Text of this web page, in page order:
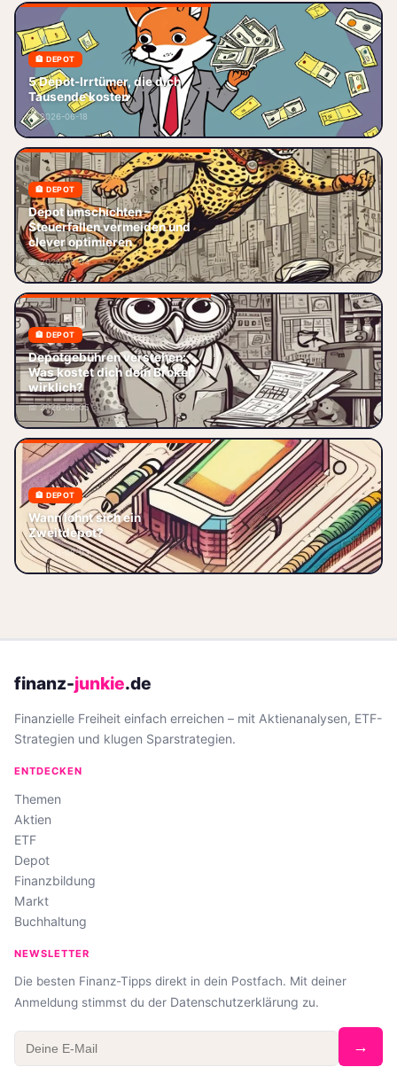
🏦 DEPOT
5 Depot-Irrtümer, die dich
Tausende kosten
📅 2026-06-18
5 Depot-Irrtümer, die dich
Tausende kosten Du hast dein
erstes Depot eröffnet, ein paar
Aktien oder ETFs gekauft – und
🏦 DEPOT
Depot umschichten –
Steuerfallen vermeiden und
clever optimieren
📅 2026-06-04
Depot umschichten –
Steuerfallen vermeiden und
clever optimieren Du willst dein
Depot endlich mal richtig
aufräumen? Al
🏦 DEPOT
Depotgebühren verstehen:
Was kostet dich dein Broker
wirklich?
📅 2026-06-05
Depotgebühren verstehen: So
hoch sind deine tatsächlichen
Kosten – vergleiche Broker,
spare bis zu 80 % und optimiere
je
🏦 DEPOT
Wann lohnt sich ein
Zweitdepot?
📅 2026-08-03
Wann lohnt sich ein Zweitdepot?
Ich selbst habe lange mit nur
einem Depot gearbeitet. Alles
schön zentral bei einer Ban
finanz-junkie.de
Finanzielle Freiheit einfach erreichen – mit Aktienanalysen, ETF-
Strategien und klugen Sparstrategien.
ENTDECKEN
Themen
Aktien
ETF
Depot
Finanzbildung
Markt
Buchhaltung
NEWSLETTER
Die besten Finanz-Tipps direkt in dein Postfach. Mit deiner
Anmeldung stimmst du der Datenschutzerklärung zu.
→